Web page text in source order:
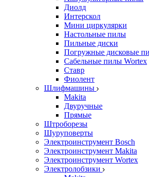
Диолд
Интерскол
Мини циркулярки
Настольные пилы
Пильные диски
Погружные дисковые
Сабельные пилы Wortex
Ставр
Фиолент
Шлифмашины
Makita
Двуручные
Прямые
Штроборезы
Шуруповерты
Электроинструмент Bosch
Электроинструмент Makita
Электроинструмент Wortex
Электролобзики